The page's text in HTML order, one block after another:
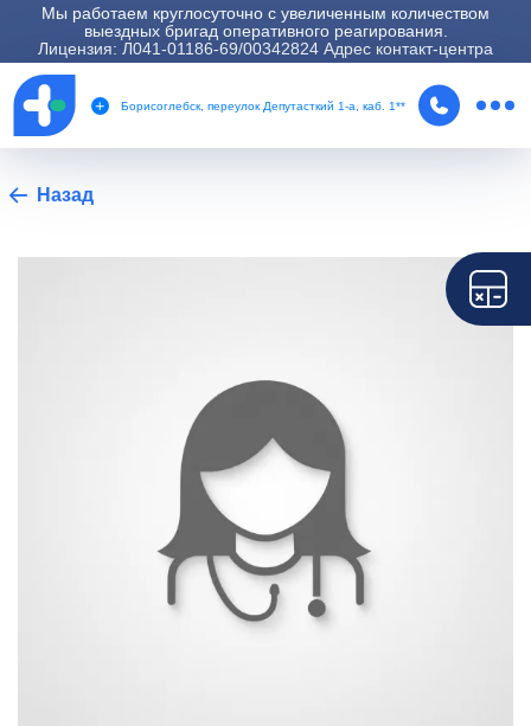
Мы работаем круглосуточно с увеличенным количеством
выездных бригад оперативного реагирования.
Лицензия: Л041-01186-69/00342824 Адрес контакт-центра
Борисоглебск, переулок Депутасткий 1-а, каб. 1**
Назад